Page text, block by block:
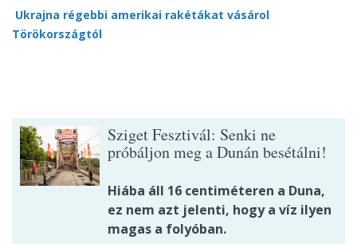
Ukrajna régebbi amerikai rakétákat vásárol
Törökországtól
Sziget Fesztivál: Senki ne
próbáljon meg a Dunán besétálni!
Hiába áll 16 centiméteren a Duna,
ez nem azt jelenti, hogy a víz ilyen
magas a folyóban.